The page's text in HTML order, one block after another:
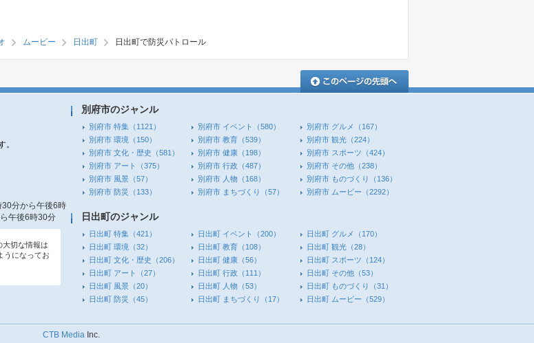
ムービー 日出町 日出町で防災パトロール
。
30分から午後6時
午後6時30分
大切な情報は
うになってお
別府市のジャンル
別府市 特集 （1121） 別府市 イベント （580） 別府市 グルメ
（167）
別府市 環境 （150） 別府市 教育 （539） 別府市 観光 （224）
別府市 文化・歴史 （581） 別府市 健康 （198） 別府市 スポーツ （424）
別府市 アート
（375） 別府市 行政 （487） 別府市 その他 （238）
別府市 風景 （57） 別府市 人物 （168） 別府市 ものづくり
（136）
別府市 防災
（133） 別府市 まちづくり （57） 別府市 ムービー （2292）
日出町のジャンル
日出町 特集 （421） 日出町 イベント （200） 日出町 グルメ
（170）
日出町 環境 （32） 日出町 教育 （108） 日出町 観光 （28）
日出町 文化・歴史 （206） 日出町 健康 （56） 日出町 スポーツ （124）
日出町 アート
（27） 日出町 行政 （111） 日出町 その他 （53）
日出町 風景 （20） 日出町 人物 （53） 日出町 ものづくり
（31）
日出町 防災
（45） 日出町 まちづくり （17） 日出町 ムービー （529）
CTB MediaInc.